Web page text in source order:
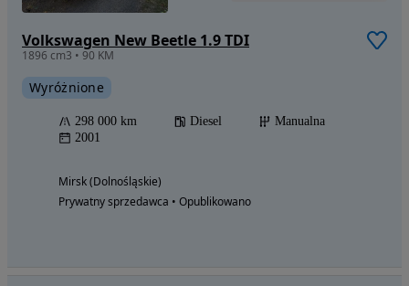
Volkswagen New Beetle 1.9 TDI
1896 cm3 • 90 KM
Wyróżnione
298 000 km Diesel
Manualna
2001
Mirsk (Dolnośląskie)
Prywatny sprzedawca • Opublikowano